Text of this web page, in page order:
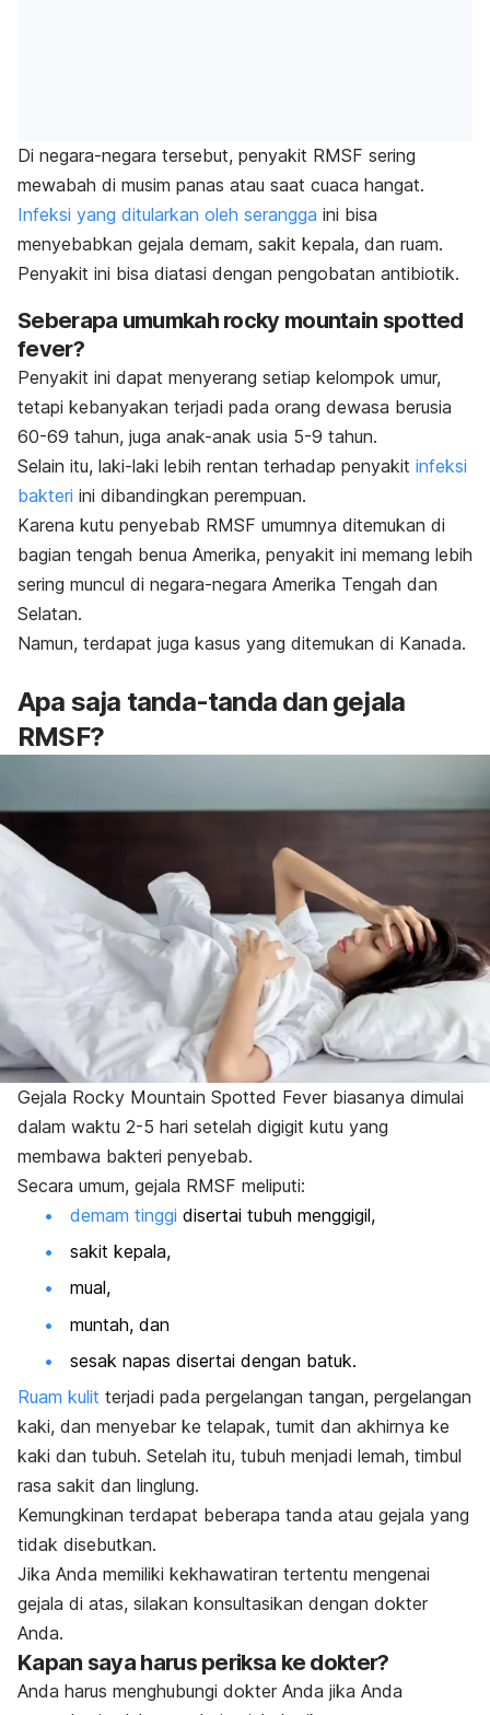
Di negara-negara tersebut, penyakit RMSF sering
mewabah di musim panas atau saat cuaca hangat.
Infeksi yang ditularkan oleh serangga ini bisa
menyebabkan gejala demam, sakit kepala, dan ruam.
Penyakit ini bisa diatasi dengan pengobatan antibiotik.
Seberapa umumkah rocky mountain spotted
fever?
Penyakit ini dapat menyerang setiap kelompok umur,
tetapi kebanyakan terjadi pada orang dewasa berusia
60-69 tahun, juga anak-anak usia 5-9 tahun.
Selain itu, laki-laki lebih rentan terhadap penyakit infeksi
bakteri ini dibandingkan perempuan.
Karena kutu penyebab RMSF umumnya ditemukan di
bagian tengah benua Amerika, penyakit ini memang lebih
sering muncul di negara-negara Amerika Tengah dan
Selatan.
Namun, terdapat juga kasus yang ditemukan di Kanada.
Apa saja tanda-tanda dan gejala
RMSF?
Gejala Rocky Mountain Spotted Fever biasanya dimulai
dalam waktu 2-5 hari setelah digigit kutu yang
membawa bakteri penyebab.
Secara umum, gejala RMSF meliputi:
demam tinggi disertai tubuh menggigil,
sakit kepala,
mual,
muntah, dan
sesak napas disertai dengan batuk.
Ruam kulit terjadi pada pergelangan tangan, pergelangan
kaki, dan menyebar ke telapak, tumit dan akhirnya ke
kaki dan tubuh. Setelah itu, tubuh menjadi lemah, timbul
rasa sakit dan linglung.
Kemungkinan terdapat beberapa tanda atau gejala yang
tidak disebutkan.
Jika Anda memiliki kekhawatiran tertentu mengenai
gejala di atas, silakan konsultasikan dengan dokter
Anda.
Kapan saya harus periksa ke dokter?
Anda harus menghubungi dokter Anda jika Anda